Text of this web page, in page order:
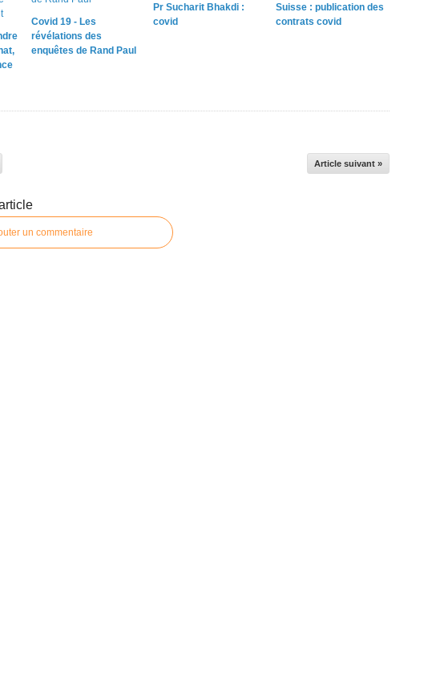
Covid 19 - Les
révélations des
enquêtes de Rand Paul
Pr Sucharit Bhakdi :
covid
Suisse : publication des
contrats covid
Article suivant »
un commentaire